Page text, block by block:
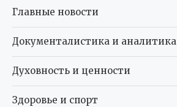
Главные новости
Документалистика и аналитика
Духовность и ценности
Здоровье и спорт